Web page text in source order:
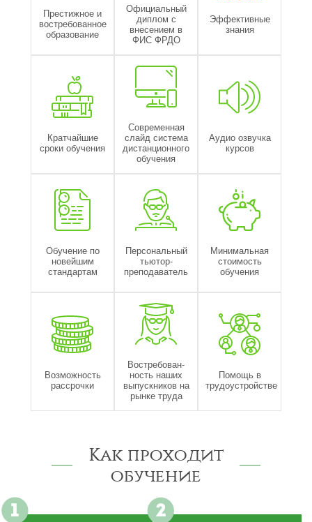
Престижное и
востребованное
образование
Официальный
диплом с
внесением в
ФИС ФРДО
Эффективные
знания
Кратчайшие
сроки обучения
Современная
слайд система
дистанционного
обучения
Аудио озвучка
курсов
Обучение по
новейшим
стандартам
Персональный
тьютор-
преподаватель
Минимальная
стоимость
обучения
Возможность
рассрочки
Востребован-
ность наших
выпускников на
рынке труда
Помощь в
трудоустройстве
Как проходит
обучение